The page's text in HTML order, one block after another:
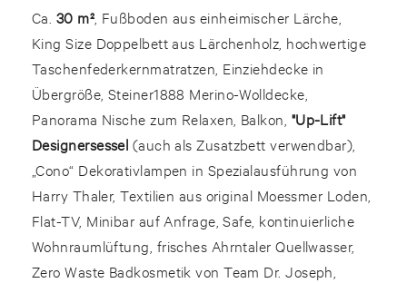
Ca. 30 m² , Fußboden aus einheimischer Lärche,
King Size Doppelbett aus Lärchenholz, hochwertige
Taschenfederkernmatratzen, Einziehdecke in
Übergröße, Steiner1888 Merino-Wolldecke,
Panorama Nische zum Relaxen, Balkon, "Up-Lift"
Designersessel (auch als Zusatzbett verwendbar),
„Cono“ Dekorativlampen in Spezialausführung von
Harry Thaler, Textilien aus original Moessmer Loden,
Flat-TV, Minibar auf Anfrage, Safe, kontinuierliche
Wohnraumlüftung, frisches Ahrntaler Quellwasser,
Zero Waste Badkosmetik von Team Dr. Joseph,